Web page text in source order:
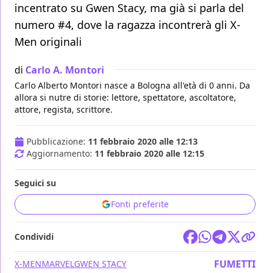
incentrato su Gwen Stacy, ma già si parla del
numero #4, dove la ragazza incontrerà gli X-
Men originali
di Carlo A. Montori
Carlo Alberto Montori nasce a Bologna all'età di 0 anni. Da
allora si nutre di storie: lettore, spettatore, ascoltatore,
attore, regista, scrittore.
Pubblicazione: 11 febbraio 2020 alle 12:13
Aggiornamento: 11 febbraio 2020 alle 12:15
Seguici su
Fonti preferite
Condividi
X-MENMARVELGWEN STACY FUMETTI